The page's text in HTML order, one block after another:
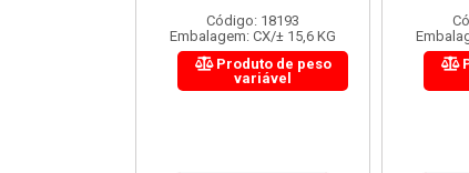
Código: 18299
Embalagem: CX/± 14,4 KG
Produto de peso
variável